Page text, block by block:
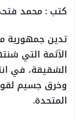
كتب : محمد
تدين جمهورية
الآثمة التي
الشقيقة، في
وخرق جسيم
المتحدة.